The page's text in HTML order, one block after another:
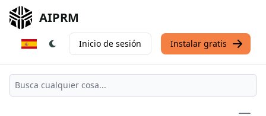
AIPRM
Inicio de sesión Instalar gratis